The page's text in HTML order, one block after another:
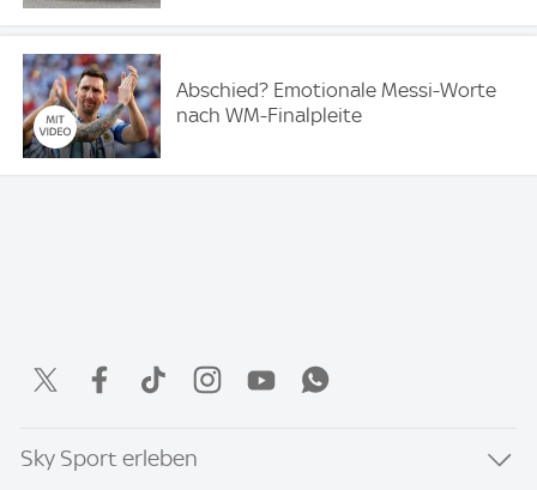
Abschied? Emotionale Messi-Worte
nach WM-Finalpleite
Sky Sport erleben